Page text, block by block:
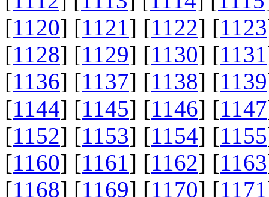
[1120] [1121] [1122] [1123
[1128] [1129] [1130] [1131
[1136] [1137] [1138] [1139
[1144] [1145] [1146] [1147
[1152] [1153] [1154] [1155
[1160] [1161] [1162] [1163
[1168] [1169] [1170] [1171